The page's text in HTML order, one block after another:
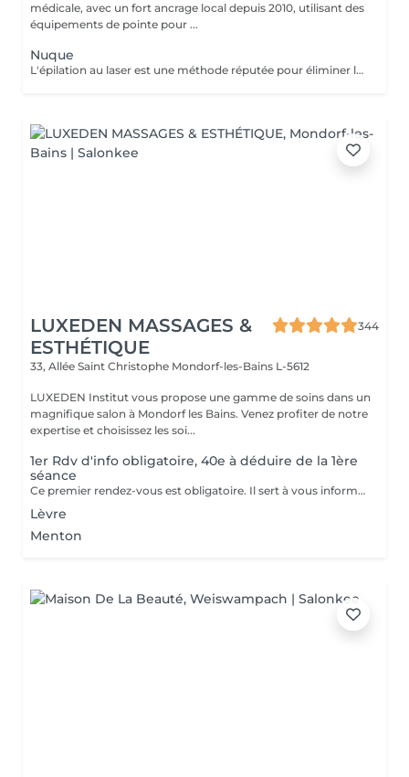
médicale, avec un fort ancrage local depuis 2010, utilisant des
équipements de pointe pour ...
Nuque
L'épilation au laser est une méthode réputée pour éliminer les poils indésirables de manière durable. Au cabinet Mediskin, trois types de machines sont disponibles en fonction de votre phototype : Alexandrite, Nd-Yag et Diode. Lors de votre première séance, nous effectuerons un bilan pour établir ensemble vos objectifs en fonction de votre peau et de votre pilosité.
LUXEDEN MASSAGES &
ESTHÉTIQUE
344
33, Allée Saint Christophe Mondorf-les-Bains L-5612
LUXEDEN Institut vous propose une gamme de soins dans un
magnifique salon à Mondorf les Bains. Venez profiter de notre
expertise et choisissez les soi...
1er Rdv d'info obligatoire, 40e à déduire de la 1ère
séance
Ce premier rendez-vous est obligatoire. Il sert à vous informer sur la technique, le traitement, les contre-indications,... Nous vous informons lors de ce rendez-vous ce qu'il faut faire avant, pendant et après le traitement. Un formulaire d'informations et de consentement sera établit.
Lèvre
Menton